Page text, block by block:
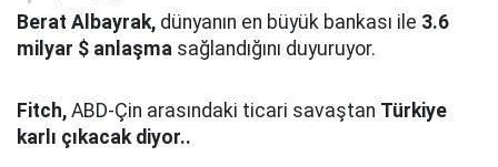
Berat Albayrak, dünyanın en büyük bankası ile 3.6
milyar $ anlaşma sağlandığını duyuruyor.
Fitch, ABD-Çin arasındaki ticari savaştan Türkiye
karlı çıkacak diyor..